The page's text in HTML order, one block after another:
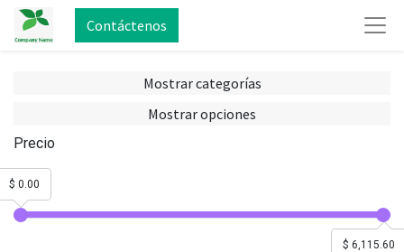
Contáctenos
Mostrar categorías
Mostrar opciones
Precio
$ 6,115.60
$ 0.00